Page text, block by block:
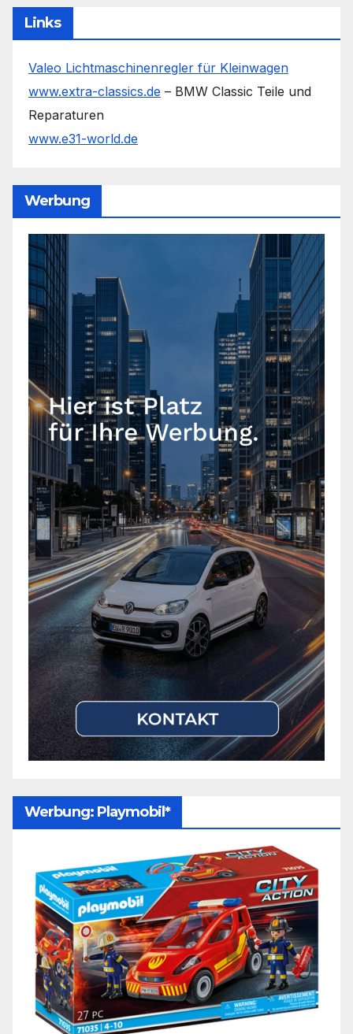
Links
Valeo Lichtmaschinenregler für Kleinwagen
www.extra-classics.de – BMW Classic Teile und
Reparaturen
www.e31-world.de
Werbung
Werbung: Playmobil*